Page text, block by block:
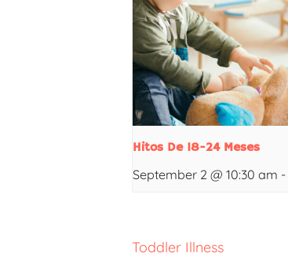
Hitos De 18-24 Meses
September 2 @ 10:30 am -
Toddler Illness